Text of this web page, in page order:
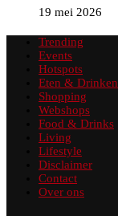
19 mei 2026
Trending
Events
Hotspots
Eten & Drinken
Shopping
Webshops
Food & Drinks
Living
Lifestyle
Disclaimer
Contact
Over ons